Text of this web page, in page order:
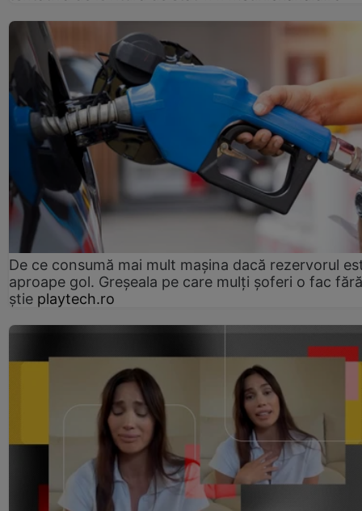
De ce consumă mai mult mașina dacă rezervorul
aproape gol. Greșeala pe care mulți șoferi o fac
știe playtech.ro